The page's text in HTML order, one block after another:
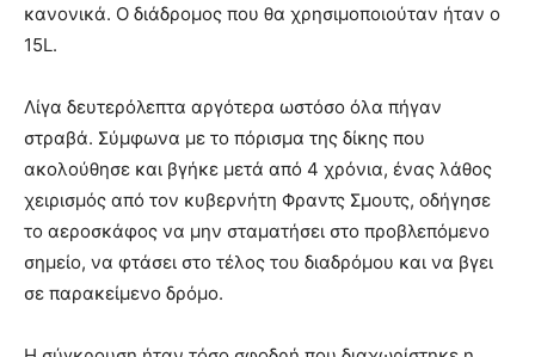
κανονικά. Ο διάδρομος που θα χρησιμοποιούταν ήταν ο
15L.
Λίγα δευτερόλεπτα αργότερα ωστόσο όλα πήγαν
στραβά. Σύμφωνα με το πόρισμα της δίκης που
ακολούθησε και βγήκε μετά από 4 χρόνια, ένας λάθος
χειρισμός από τον κυβερνήτη Φραντς Σμουτς, οδήγησε
το αεροσκάφος να μην σταματήσει στο προβλεπόμενο
σημείο, να φτάσει στο τέλος του διαδρόμου και να βγει
σε παρακείμενο δρόμο.